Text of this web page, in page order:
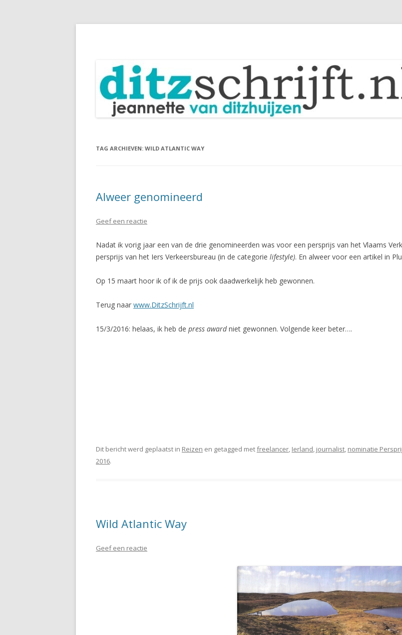
inhoud
TAG ARCHIEVEN: WILD ATLANTIC WAY
Alweer genomineerd
Geef een reactie
Nadat ik vorig jaar een van de drie genomineerden was voor een persprijs van het Vlaams
persprijs van het Iers Verkeersbureau (in de categorie lifestyle). En alweer voor een artikel in
Op 15 maart hoor ik of ik de prijs ook daadwerkelijk heb gewonnen.
Terug naar www.DitzSchrijft.nl
15/3/2016: helaas, ik heb de press awardniet gewonnen. Volgende keer beter….
Dit bericht werd geplaatst in Reizen en getagged metfreelancer, Ierland, journalist, nominatie
2016.
Wild Atlantic Way
Geef een reactie